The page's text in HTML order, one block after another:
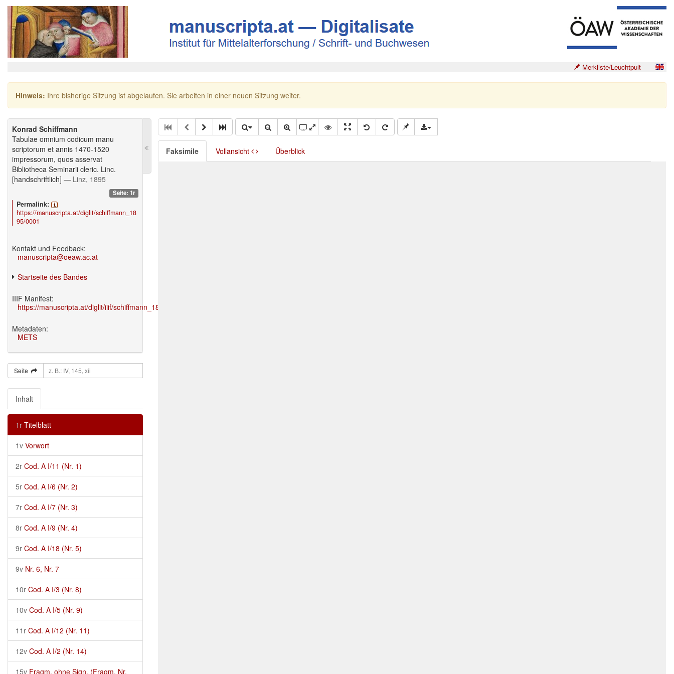
Merkliste/Leuchtpult
Hinweis: Ihre bisherige Sitzung ist abgelaufen. Sie arbeiten in einer neuen Sitzung weiter.
Konrad Schiffmann
Tabulae omnium codicum manu
scriptorum et annis 1470-1520
impressorum, quos asservat
Bibliotheca Seminarii cleric. Linc.
[handschriftlich] — Linz, 1895
Seite: 1r
Permalink:
https://manuscripta.at/diglit/schiffmann_18
95/0001
Kontakt und Feedback:
manuscripta@oeaw.ac.at
Startseite des Bandes
IIIF Manifest:
https://manuscripta.at/diglit/iiif/schiffmann_1895/manifest.json
Metadaten:
METS
Seite
Inhalt
1r Titelblatt
1v Vorwort
2r Cod. A I/11 (Nr. 1)
5r Cod. A I/6 (Nr. 2)
7r Cod. A I/7 (Nr. 3)
8r Cod. A I/9 (Nr. 4)
9r Cod. A I/18 (Nr. 5)
9v Nr. 6, Nr. 7
10r Cod. A I/3 (Nr. 8)
10v Cod. A I/5 (Nr. 9)
11r Cod. A I/12 (Nr. 11)
12v Cod. A I/2 (Nr. 14)
15v Fragm. ohne Sign. (Fragm. Nr.
Faksimile Vollansicht Überblick